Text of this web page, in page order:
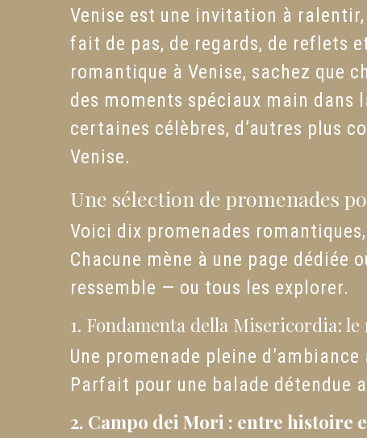
Venise est une invitation à
fait de pas, de regards, de reflets
romantique à Venise, sachez que
des moments spéciaux main dans
certaines célèbres, d’autres plus
Venise.
Une sélection de promenades
Voici dix promenades
Chacune mène à une page dédiée
ressemble — ou tous les explorer.
1. Fondamenta della Misericordia:
Une promenade pleine
Parfait pour une balade détendue
2. Campo dei Mori : entre histoire